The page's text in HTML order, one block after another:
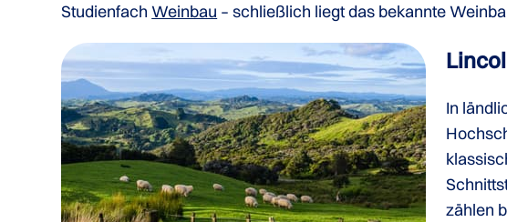
StudienfachWeinbau – schließlich liegt das bekannte
In
zählen